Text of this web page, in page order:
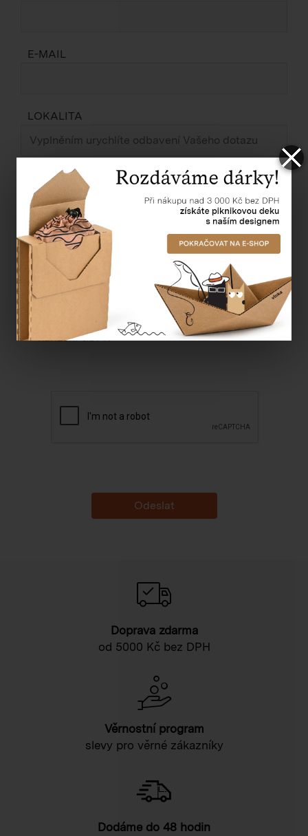
E-MAIL
LOKALITA
ZPRÁVA *
Souhlasím se zpracováním osobních údajů dle
nařízení GDPR
Doprava zdarma
od 5000 Kč bez DPH
Věrnostní program
slevy pro věrné zákazníky
Dodáme do 48 hodin